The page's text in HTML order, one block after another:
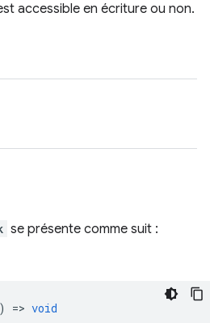
accessible en écriture ou non.
se présente comme suit :
) => void